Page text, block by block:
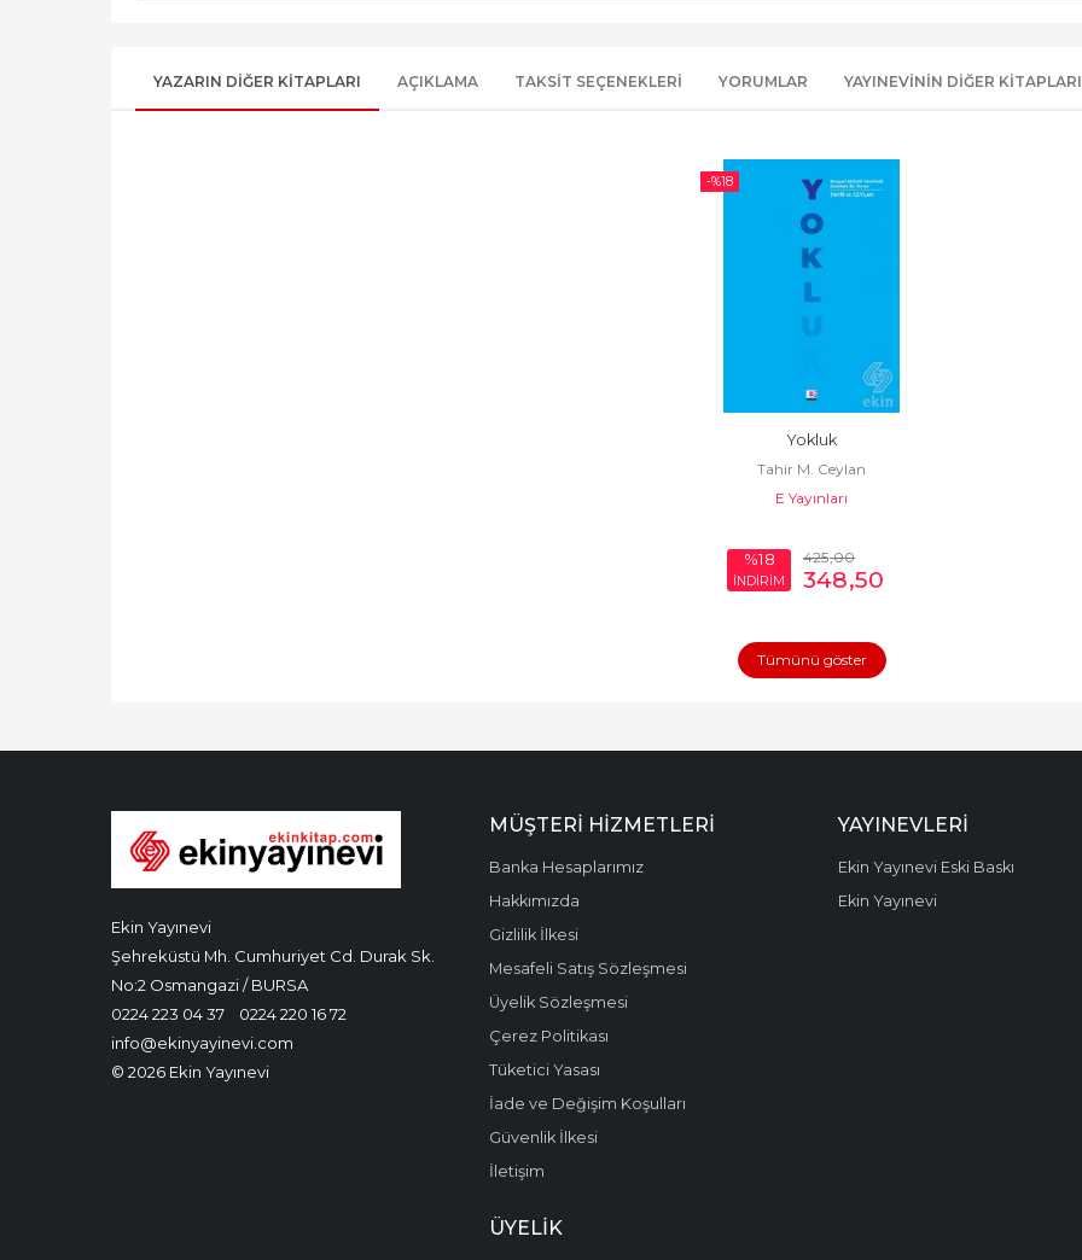
YAZARIN DIĞER KITAPLARI AÇIKLAMA TAKSIT SEÇENEKLERI YORUMLAR YAYINEVININ DIĞER KITAPLARI
-%18
Yokluk
Tahir M. Ceylan
E Yayınları
%18
İNDİRİM
425,00
348,50
Tümünü göster
Ekin Yayınevi
Şehreküstü Mh. Cumhuriyet Cd. Durak Sk.
No:2 Osmangazi / BURSA
0224 223 04 37
0224 220 16 72
info@ekinyayinevi.com
© 2026 Ekin Yayınevi
MÜŞTERI HIZMETLERI
Banka Hesaplarımız
Hakkımızda
Gizlilik İlkesi
Mesafeli Satış Sözleşmesi
Üyelik Sözleşmesi
Çerez Politikası
Tüketici Yasası
İade ve Değişim Koşulları
Güvenlik İlkesi
İletişim
YAYINEVLERI
Ekin Yayınevi Eski Baskı
Ekin Yayınevi
ÜYELIK